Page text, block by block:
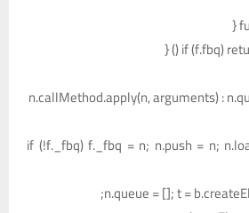
if (f.fbq)
n.callMethod.apply(n, arguments) :
if (!f._fbq) f._fbq = n; n.push = n;
n.queue = []; t =